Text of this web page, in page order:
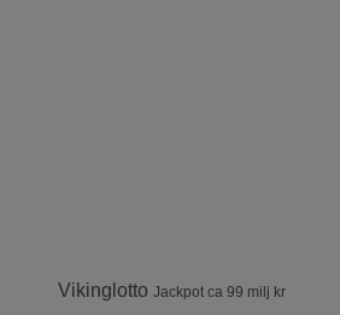
Vikinglotto Jackpot ca 99 milj kr